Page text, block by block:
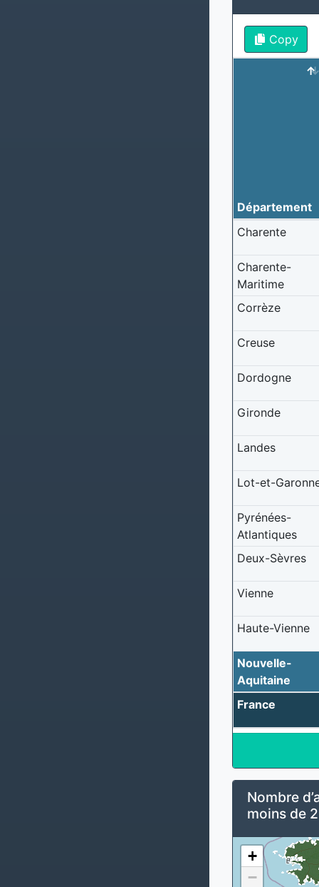
Copy
Département
Charente
Charente-
Maritime
Corrèze
Creuse
Dordogne
Gironde
Landes
Lot-et-
Pyrénées-
Atlantiques
Deux-Sèvres
Vienne
Haute-Vienne
Nouvelle-
Aquitaine
France
Nombre
moins de
+
−